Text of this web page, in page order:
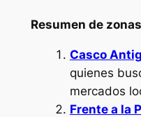
Resumen de
Casco
quienes
mercados
Frente a la